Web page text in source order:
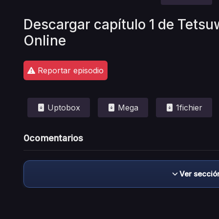
Descargar capítulo 1 de
Online
Reportar episodio
Uptobox Mega 1fichier
0comentarios
Ver